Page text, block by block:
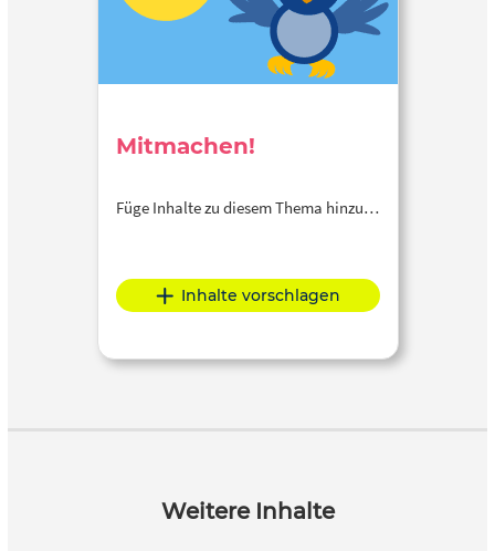
Mitmachen!
Füge Inhalte zu diesem Thema hinzu…
Inhalte vorschlagen
Weitere Inhalte